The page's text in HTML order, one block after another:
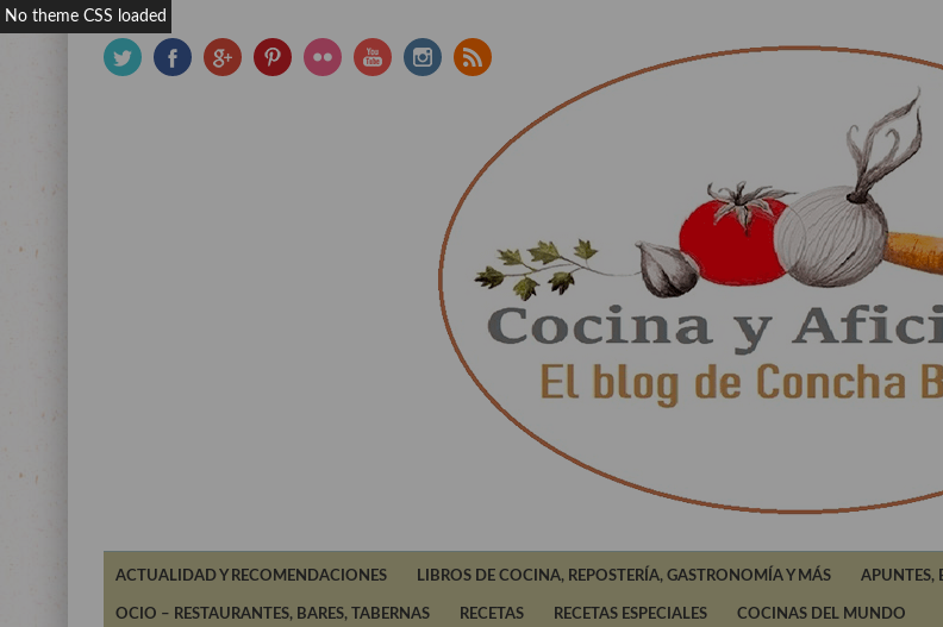
ACTUALIDAD Y RECOMENDACIONES LIBROS DE COCINA, REPOSTERÍA, GASTRONOMÍA Y MÁS APUNTES,
OCIO – RESTAURANTES, BARES, TABERNAS RECETAS RECETAS ESPECIALES COCINAS DEL MUNDO
No theme CSS loaded